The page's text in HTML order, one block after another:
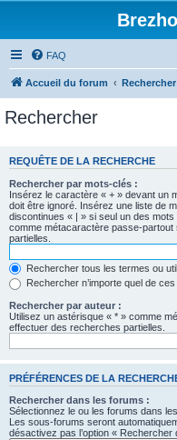
FAQ
Accueil du forum Rechercher
Rechercher
REQUÊTE DE LA RECHERCHE
Rechercher par mots-clés :
Insérez le caractère « + » devant un
doit être ignoré. Insérez une liste de
discontinues « | » si seul un des
comme métacaractère passe-
partielles.
Rechercher tous les termes ou
Rechercher n’importe quel de
Rechercher par auteur :
Utilisez un astérisque « * » comme
effectuer des recherches partielles.
PRÉFÉRENCES DE LA
Rechercher dans les forums :
Sélectionnez le ou les forums dans
Les sous-forums seront
désactivez pas l’option «